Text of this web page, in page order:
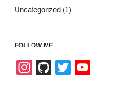
Uncategorized (1)
FOLLOW ME
In
Gi T